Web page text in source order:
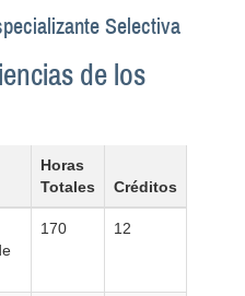
Selectiva
de los
Horas
Totales
Créditos
170 12